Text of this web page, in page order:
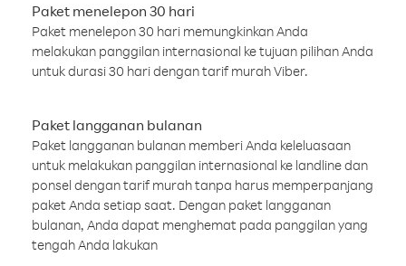
Paket menelepon 30 hari
Paket menelepon 30 hari memungkinkan Anda
melakukan panggilan internasional ke tujuan pilihan Anda
untuk durasi 30 hari dengan tarif murah Viber.
Paket langganan bulanan
Paket langganan bulanan memberi Anda keleluasaan
untuk melakukan panggilan internasional ke landline dan
ponsel dengan tarif murah tanpa harus memperpanjang
paket Anda setiap saat. Dengan paket langganan
bulanan, Anda dapat menghemat pada panggilan yang
tengah Anda lakukan